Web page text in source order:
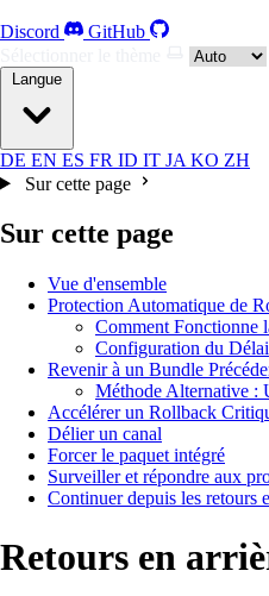
Discord
GitHub
Langue
DE EN ES FR ID IT JA KO ZH
Sur cette page
Sur cette page
Vue d'ensemble
Protection Automatique de
Comment Fonctionne
Configuration du Délai
Revenir à un Bundle
Méthode Alternative :
Accélérer un Rollback
Délier un canal
Forcer le paquet intégré
Surveiller et répondre aux
Continuer depuis les retours
Retours en